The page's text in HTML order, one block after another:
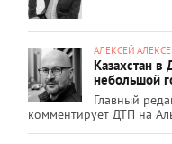
АЛЕКСЕЙ
Казахстан
небольшой
Главный
комментирует ДТП на